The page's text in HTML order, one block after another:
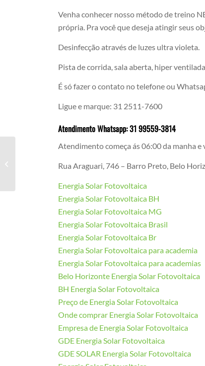
Venha conhecer nosso método de treino
própria. Pra você que deseja atingir seus
Desinfecção através de luzes ultra violeta.
Pista de corrida, sala aberta, hiper
É só fazer o contato no telefone ou
Ligue e marque: 31 2511-7600
Atendimento Whatsapp: 31 99559-3814
Atendimento começa ás 06:00 da manha e
Rua Araguari, 746 – Barro Preto, Belo
Energia Solar Fotovoltaica
Energia Solar Fotovoltaica BH
Energia Solar Fotovoltaica MG
Energia Solar Fotovoltaica Brasil
Energia Solar Fotovoltaica Br
Energia Solar Fotovoltaica para academia
Energia Solar Fotovoltaica para academias
Belo Horizonte Energia Solar Fotovoltaica
BH Energia Solar Fotovoltaica
Preço de Energia Solar Fotovoltaica
Onde comprar Energia Solar Fotovoltaica
Empresa de Energia Solar Fotovoltaica
GDE Energia Solar Fotovoltaica
GDE SOLAR Energia Solar Fotovoltaica
Como O Coronavírus É Transmitido